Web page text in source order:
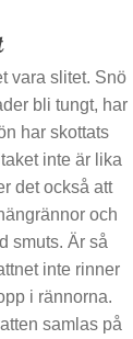
vara slitet. Snö
bli tungt, har
har skottats
inte är lika
det också att
och
smuts. Är så
inte rinner
i rännorna.
samlas på